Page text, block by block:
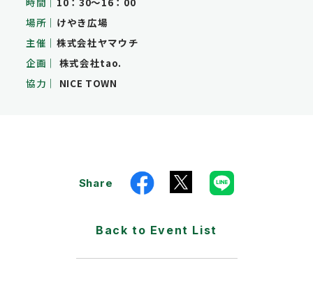
場所
けやき広場
主催
株式会社ヤマウチ
企画
株式会社tao.
協力
NICE TOWN
Share
Back to Event List